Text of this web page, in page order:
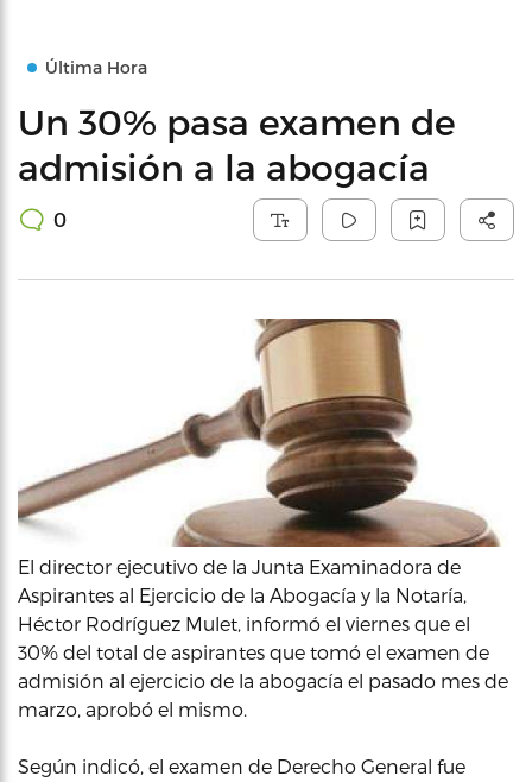
Última Hora
Un 30% pasa examen de
admisión a la abogacía
0
El director ejecutivo de la Junta Examinadora de
Aspirantes al Ejercicio de la Abogacía y la Notaría,
Héctor Rodríguez Mulet, informó el viernes que el
30% del total de aspirantes que tomó el examen de
admisión al ejercicio de la abogacía el pasado mes de
marzo, aprobó el mismo.
Según indicó, el examen de Derecho General fue